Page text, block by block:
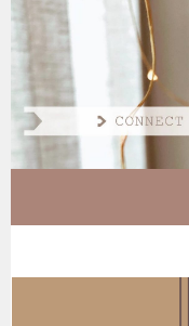
Spring
inhoud
AT
CONNECT GROW